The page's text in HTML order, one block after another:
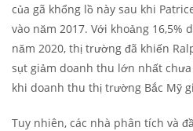
của gã khổng lồ này sau khi
vào năm 2017. Với khoảng 16,5%
năm 2020, thị trường đã khiến
sụt giảm doanh thu lớn nhất
khi doanh thu thị trường Bắc Mỹ
Tuy nhiên, các nhà phân tích và